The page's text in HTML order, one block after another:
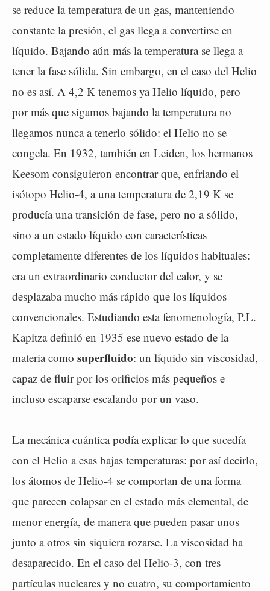
se reduce la temperatura de un gas, manteniendo
constante la presión, el gas llega a convertirse en
líquido. Bajando aún más la temperatura se llega a
tener la fase sólida. Sin embargo, en el caso del Helio
no es así. A 4,2 K tenemos ya Helio líquido, pero
por más que sigamos bajando la temperatura no
llegamos nunca a tenerlo sólido: el Helio no se
congela. En 1932, también en Leiden, los hermanos
Keesom consiguieron encontrar que, enfriando el
isótopo Helio-4, a una temperatura de 2,19 K se
producía una transición de fase, pero no a sólido,
sino a un estado líquido con características
completamente diferentes de los líquidos habituales:
era un extraordinario conductor del calor, y se
desplazaba mucho más rápido que los líquidos
convencionales. Estudiando esta fenomenología, P.L.
Kapitza definió en 1935 ese nuevo estado de la
materia como superfluido: un líquido sin viscosidad,
capaz de fluir por los orificios más pequeños e
incluso escaparse escalando por un vaso.
La mecánica cuántica podía explicar lo que sucedía
con el Helio a esas bajas temperaturas: por así decirlo,
los átomos de Helio-4 se comportan de una forma
que parecen colapsar en el estado más elemental, de
menor energía, de manera que pueden pasar unos
junto a otros sin siquiera rozarse. La viscosidad ha
desaparecido. En el caso del Helio-3, con tres
partículas nucleares y no cuatro, su comportamiento